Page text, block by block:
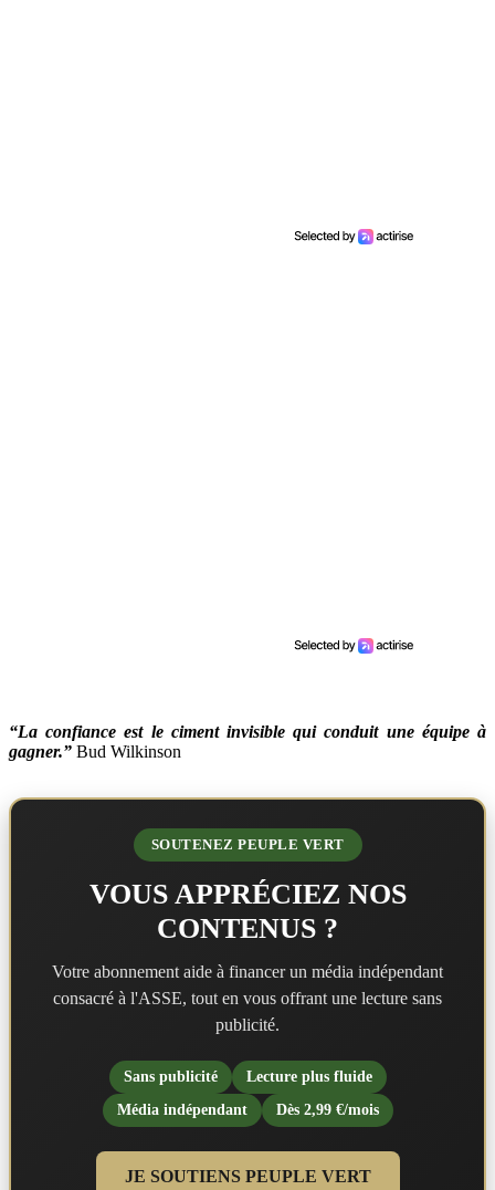
“La confiance est le ciment invisible qui conduit une équipe à
gagner.” Bud Wilkinson
SOUTENEZ PEUPLE VERT
VOUS APPRÉCIEZ NOS
CONTENUS ?
Votre abonnement aide à financer un média indépendant
consacré à l'ASSE, tout en vous offrant une lecture sans
publicité.
Sans publicité
Lecture plus fluide
Média indépendant
Dès 2,99 €/mois
JE SOUTIENS PEUPLE VERT